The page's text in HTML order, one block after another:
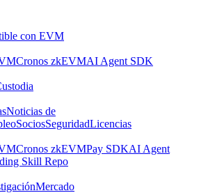
con EVM
Cronos zkEVMAI Agent SDK
Noticias de
SociosSeguridadLicencias
Cronos zkEVMPay SDKAI Agent
Skill Repo
Mercado